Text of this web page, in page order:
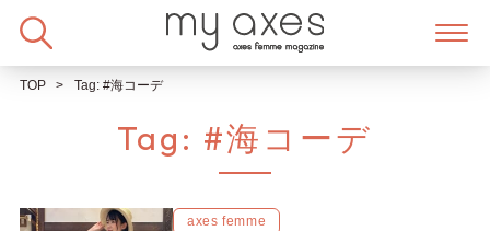
TOP Tag: #海コーデ
Tag: #海コーデ
axes femme